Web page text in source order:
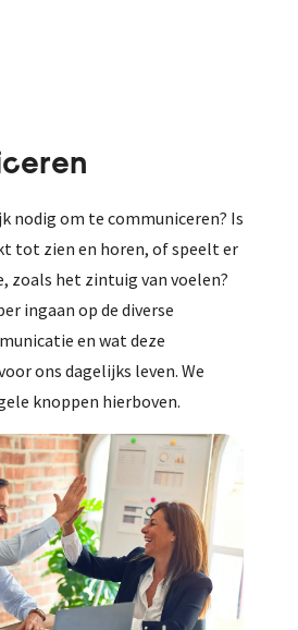
nodig om te communiceren? Is
tot zien en horen, of speelt er
zoals het zintuig van voelen?
ingaan op de diverse
en wat deze
ons dagelijks leven. We
knoppen hierboven.